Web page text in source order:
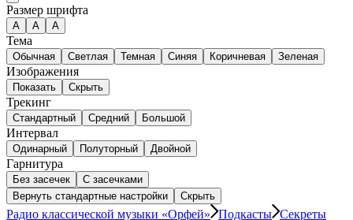
Размер шрифта
А A A
Тема
Обычная Светлая Темная Синяя Коричневая Зеленая
Изображения
Показать Скрыть
Трекинг
Стандартный Средний Большой
Интервал
Одинарный Полуторный Двойной
Гарнитура
Без засечек
С засечками
Вернуть стандартные настройки
Скрыть
Радио классической музыки «Орфей» Подкасты Секреты